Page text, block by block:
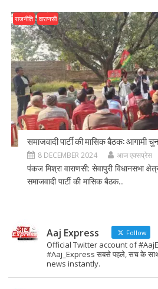
राजनीति वाराणसी
समाजवादी पार्टी की मासिक बैठक: आगामी
8 DECEMBER 2024 आज एक्सप्रेस
पंकज मिश्रा वाराणसी: सेवापुरी विधानसभा
समाजवादी पार्टी की मासिक बैठक...
Aaj Express Follow
Official Twitter account of
#Aaj_Express सबसे पहले, सच के
news instantly.